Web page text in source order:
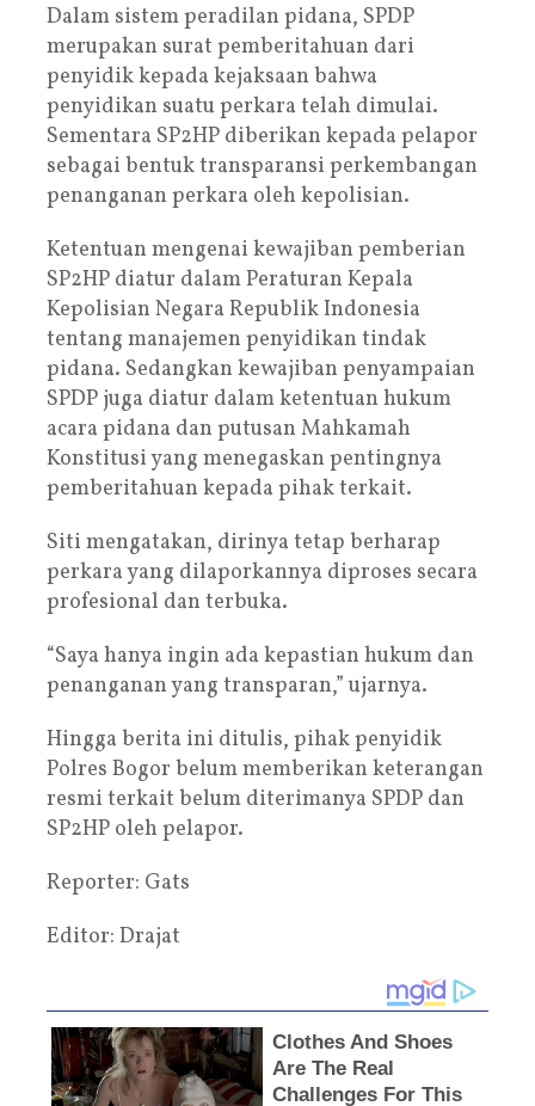
Dalam sistem peradilan pidana, SPDP
merupakan surat pemberitahuan dari
penyidik kepada kejaksaan bahwa
penyidikan suatu perkara telah dimulai.
Sementara SP2HP diberikan kepada pelapor
sebagai bentuk transparansi perkembangan
penanganan perkara oleh kepolisian.
Ketentuan mengenai kewajiban pemberian
SP2HP diatur dalam Peraturan Kepala
Kepolisian Negara Republik Indonesia
tentang manajemen penyidikan tindak
pidana. Sedangkan kewajiban penyampaian
SPDP juga diatur dalam ketentuan hukum
acara pidana dan putusan Mahkamah
Konstitusi yang menegaskan pentingnya
pemberitahuan kepada pihak terkait.
Siti mengatakan, dirinya tetap berharap
perkara yang dilaporkannya diproses secara
profesional dan terbuka.
“Saya hanya ingin ada kepastian hukum dan
penanganan yang transparan,” ujarnya.
Hingga berita ini ditulis, pihak penyidik
Polres Bogor belum memberikan keterangan
resmi terkait belum diterimanya SPDP dan
SP2HP oleh pelapor.
Reporter: Gats
Editor: Drajat